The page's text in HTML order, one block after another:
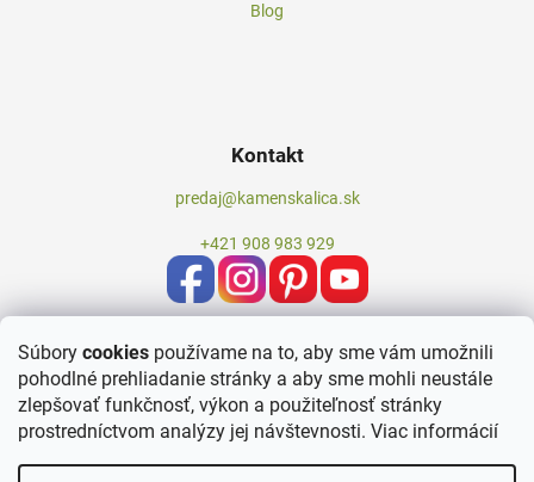
Súbory cookies používame na to, aby sme vám umožnili
pohodlné prehliadanie stránky a aby sme mohli neustále
zlepšovať funkčnosť, výkon a použiteľnosť stránky
prostredníctvom analýzy jej návštevnosti. Viac informácií
Blog
Kontakt
predaj@kamenskalica.sk
+421 908 983 929